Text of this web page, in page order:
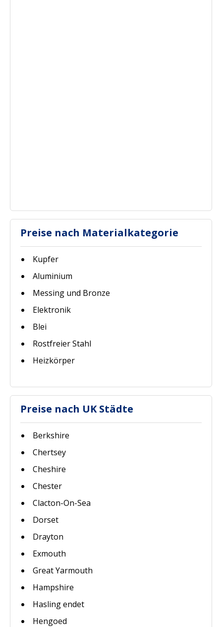
Preise nach Materialkategorie
Kupfer
Aluminium
Messing und Bronze
Elektronik
Blei
Rostfreier Stahl
Heizkörper
Preise nach UK Städte
Berkshire
Chertsey
Cheshire
Chester
Clacton-On-Sea
Dorset
Drayton
Exmouth
Great Yarmouth
Hampshire
Hasling endet
Hengoed